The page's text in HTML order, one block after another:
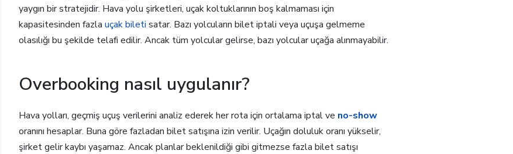
yaygın bir stratejidir. Hava yolu şirketleri, uçak koltuklarının boş kalmaması için
kapasitesinden fazla uçak bileti satar. Bazı yolcuların bilet iptali veya uçuşa gelmeme
olasılığı bu şekilde telafi edilir. Ancak tüm yolcular gelirse, bazı yolcular uçağa alınmayabilir.
Overbooking nasıl uygulanır?
Hava yolları, geçmiş uçuş verilerini analiz ederek her rota için ortalama iptal ve no-show
oranını hesaplar. Buna göre fazladan bilet satışına izin verilir. Uçağın doluluk oranı yükselir,
şirket gelir kaybı yaşamaz. Ancak planlar beklenildiği gibi gitmezse fazla bilet satışı